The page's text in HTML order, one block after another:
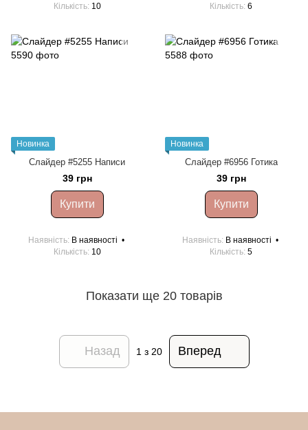
Кількість 10
Кількість 6
Новинка
Слайдер #5255 Написи
39 грн
Купити
Наявність В наявності
Кількість 10
Новинка
Слайдер #6956 Готика
39 грн
Купити
Наявність В наявності
Кількість 5
Показати ще 20 товарів
Назад 1 з 20 Вперед